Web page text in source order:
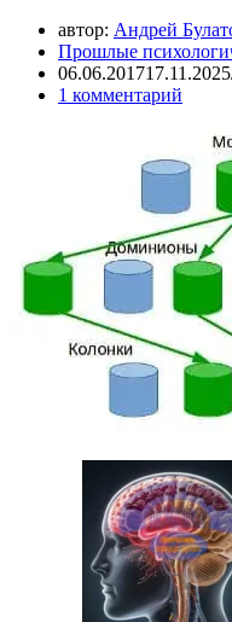
автор: Андрей
Прошлые
06.06.201717.11.2025
1 комментарий